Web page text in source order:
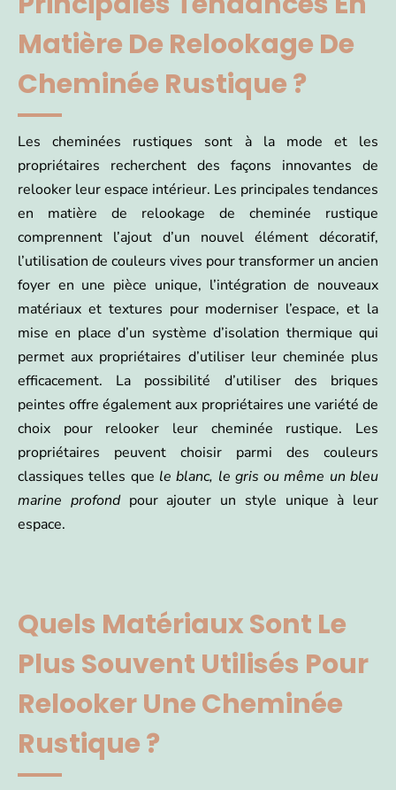
Matière De Relookage De
Cheminée Rustique ?
Les cheminées rustiques sont à la mode et les
propriétaires recherchent des façons innovantes de
relooker leur espace intérieur. Les principales tendances
en matière de relookage de cheminée rustique
comprennent l’ajout d’un nouvel élément décoratif,
l’utilisation de couleurs vives pour transformer un ancien
foyer en une pièce unique, l’intégration de nouveaux
matériaux et textures pour moderniser l’espace, et la
mise en place d’un système d’isolation thermique qui
permet aux propriétaires d’utiliser leur cheminée plus
efficacement. La possibilité d’utiliser des briques
peintes offre également aux propriétaires une variété de
choix pour relooker leur cheminée rustique. Les
propriétaires peuvent choisir parmi des couleurs
classiques telles que le blanc, le gris ou même un bleu
marine profondpour ajouter un style unique à leur
espace.
Quels Matériaux Sont Le
Plus Souvent Utilisés Pour
Relooker Une Cheminée
Rustique ?